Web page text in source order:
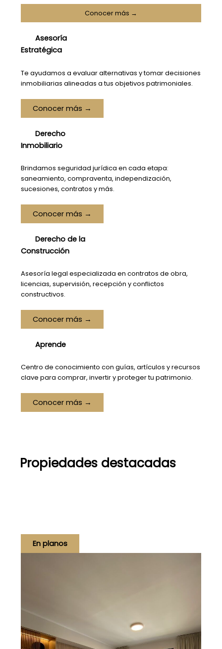
Conocer más →
Asesoría
Estratégica
Te ayudamos a evaluar alternativas y tomar decisiones
inmobiliarias alineadas a tus objetivos patrimoniales.
Conocer más →
Derecho
Inmobiliario
Brindamos seguridad jurídica en cada etapa:
saneamiento, compraventa, independización,
sucesiones, contratos y más.
Conocer más →
Derecho de la
Construcción
Asesoría legal especializada en contratos de obra,
licencias, supervisión, recepción y conflictos
constructivos.
Conocer más →
Aprende
Centro de conocimiento con guías, artículos y recursos
clave para comprar, invertir y proteger tu patrimonio.
Conocer más →
Propiedades destacadas
En planos